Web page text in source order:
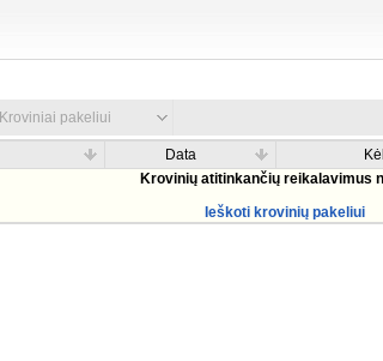
Kroviniai pakeliui
Data
Krovinių atitinkančių reikalavimus
Ieškoti krovinių pakeliui